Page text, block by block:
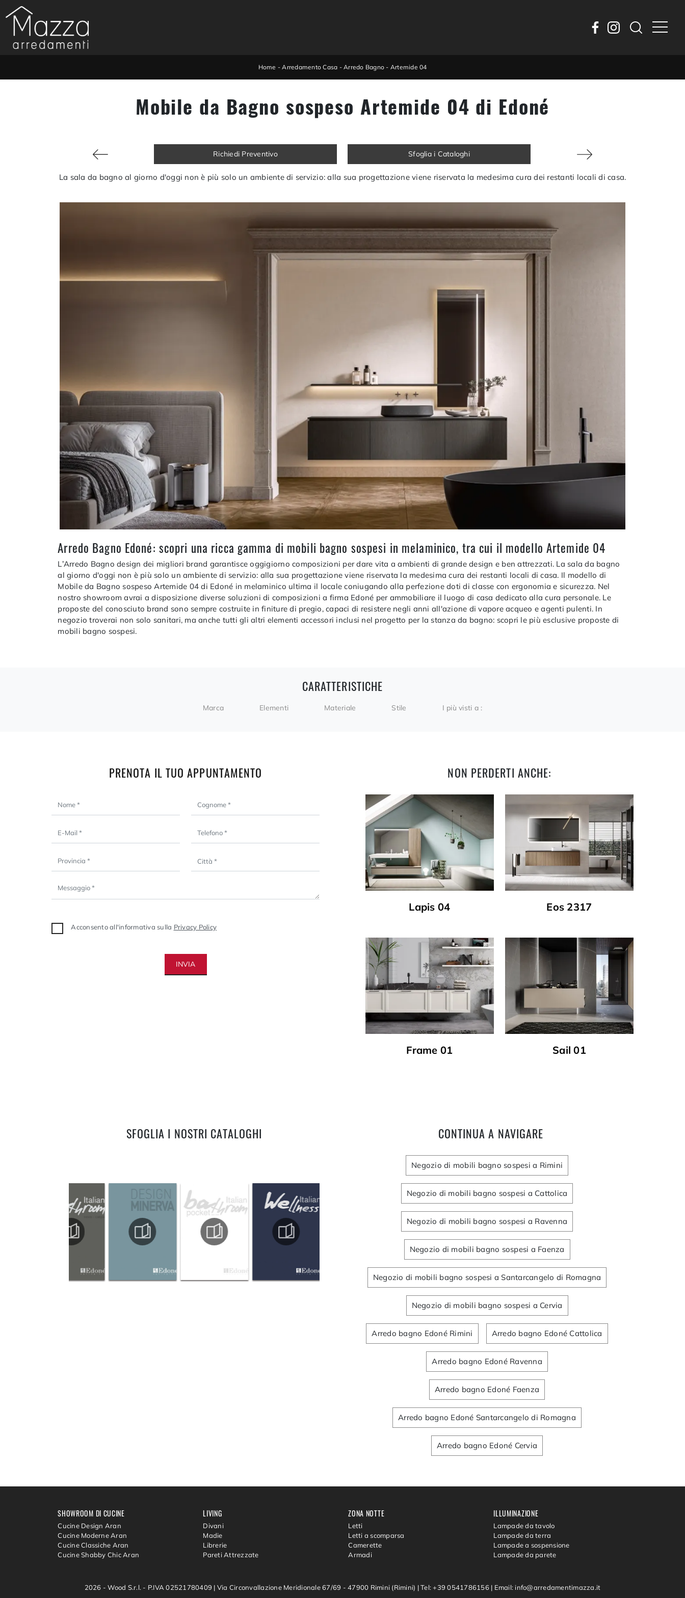
Home -Arredamento Casa - Arredo Bagno - Artemide 04
Mobile da Bagno sospeso Artemide 04 di Edoné
Richiedi Preventivo Sfoglia i Cataloghi
La sala da bagno al giorno d'oggi non è più solo un ambiente di servizio: alla sua progettazione viene riservata la medesima cura dei restanti locali di casa.
Arredo Bagno Edoné: scopri una ricca gamma di mobili bagno sospesi in melaminico, tra cui il modello Artemide 04
L’Arredo Bagno design dei migliori brand garantisce oggigiorno composizioni per dare vita a ambienti di grande design e ben attrezzati. La sala da bagno
al giorno d'oggi non è più solo un ambiente di servizio: alla sua progettazione viene riservata la medesima cura dei restanti locali di casa. Il modello di
Mobile da Bagno sospeso Artemide 04 di Edoné in melaminico ultima il locale coniugando alla perfezione doti di classe con ergonomia e sicurezza. Nel
nostro showroom avrai a disposizione diverse soluzioni di composizioni a firma Edoné per ammobiliare il luogo di casa dedicato alla cura personale. Le
proposte del conosciuto brand sono sempre costruite in finiture di pregio, capaci di resistere negli anni all'azione di vapore acqueo e agenti pulenti. In
negozio troverai non solo sanitari, ma anche tutti gli altri elementi accessori inclusi nel progetto per la stanza da bagno: scopri le più esclusive proposte di
mobili bagno sospesi.
CARATTERISTICHE
Marca Elementi Materiale Stile I più visti a :
PRENOTA IL TUO APPUNTAMENTO
Acconsento all'informativa sulla Privacy Policy
INVIA
NON PERDERTI ANCHE:
Lapis 04 Eos 2317
Frame 01 Sail 01
SFOGLIA I NOSTRI CATALOGHI CONTINUA A NAVIGARE
Negozio di mobili bagno sospesi a Rimini
Negozio di mobili bagno sospesi a Cattolica
Negozio di mobili bagno sospesi a Ravenna
Negozio di mobili bagno sospesi a Faenza
Negozio di mobili bagno sospesi a Santarcangelo di Romagna
Negozio di mobili bagno sospesi a Cervia
Arredo bagno Edoné Rimini Arredo bagno Edoné Cattolica
Arredo bagno Edoné Ravenna
Arredo bagno Edoné Faenza
Arredo bagno Edoné Santarcangelo di Romagna
Arredo bagno Edoné Cervia
SHOWROOM DI CUCINE
Cucine Design Aran
Cucine Moderne Aran
Cucine Classiche Aran
Cucine Shabby Chic Aran
LIVING
Divani
Madie
Librerie
Pareti Attrezzate
ZONA NOTTE
Letti
Letti a scomparsa
Camerette
Armadi
ILLUMINAZIONE
Lampade da tavolo
Lampade da terra
Lampade a sospensione
Lampade da parete
2026 - Wood S.r.l. - P.IVA 02521780409 | Via Circonvallazione Meridionale 67/69 - 47900 Rimini (Rimini) |Tel: +39 0541786156 | Email: info@arredamentimazza.it